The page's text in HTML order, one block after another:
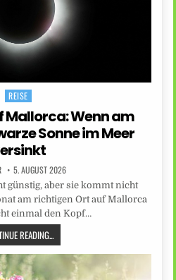
Posted
in
REISE
Wenn am
Sonne im Meer
5. AUGUST 2026
günstig, aber sie kommt nicht
am richtigen Ort auf Mallorca
einmal den Kopf…
READING...